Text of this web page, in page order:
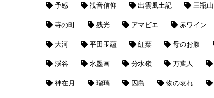
予感 観音信仰 出雲風土記 三瓶山
寺の町 残光 アマビエ 赤ワイン
大河 平田玉蘊 紅葉 母のお腹
渓谷 水墨画 分水嶺 万葉人
神在月 瑠璃 因島 物の哀れ